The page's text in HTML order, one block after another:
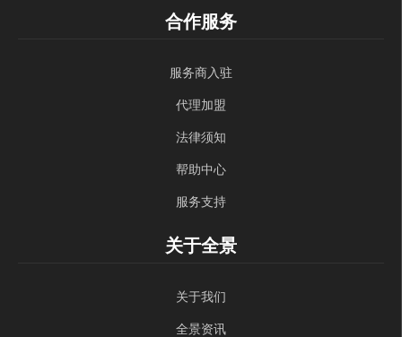
合作服务
服务商入驻
代理加盟
法律须知
帮助中心
服务支持
关于全景
关于我们
全景资讯